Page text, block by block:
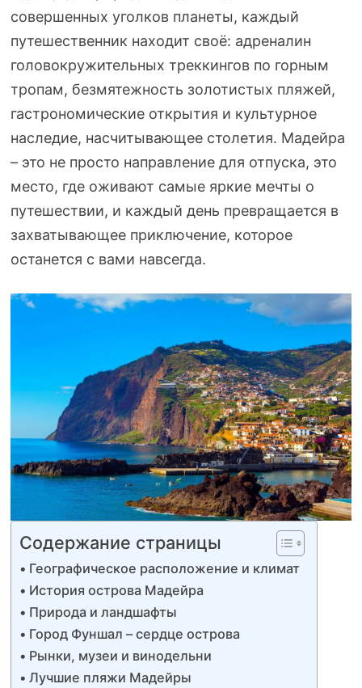
совершенных уголков планеты, каждый
путешественник находит своё: адреналин
головокружительных треккингов по горным
тропам, безмятежность золотистых пляжей,
гастрономические открытия и культурное
наследие, насчитывающее столетия. Мадейра
– это не просто направление для отпуска, это
место, где оживают самые яркие мечты о
путешествии, и каждый день превращается в
захватывающее приключение, которое
останется с вами навсегда.
Содержание страницы
Географическое расположение и климат
История острова Мадейра
Природа и ландшафты
Город Фуншал – сердце острова
Рынки, музеи и винодельни
Лучшие пляжи Мадейры